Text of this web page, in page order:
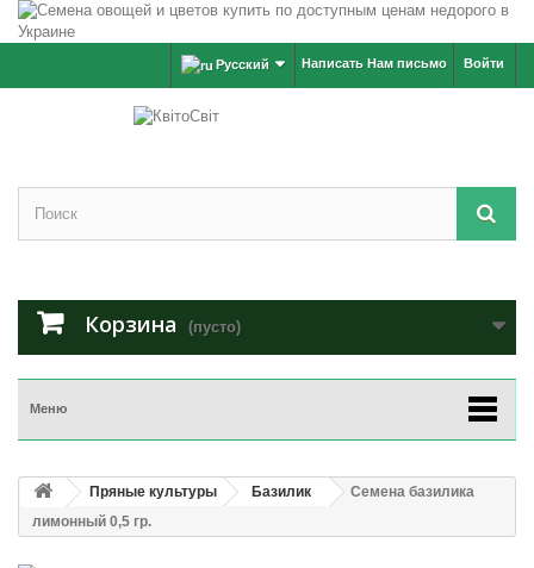
Войти
Написать Нам письмо
Русский
Корзина (пусто)
Меню
Пряные культуры Базилик
Семена базилика
лимонный 0,5 гр.